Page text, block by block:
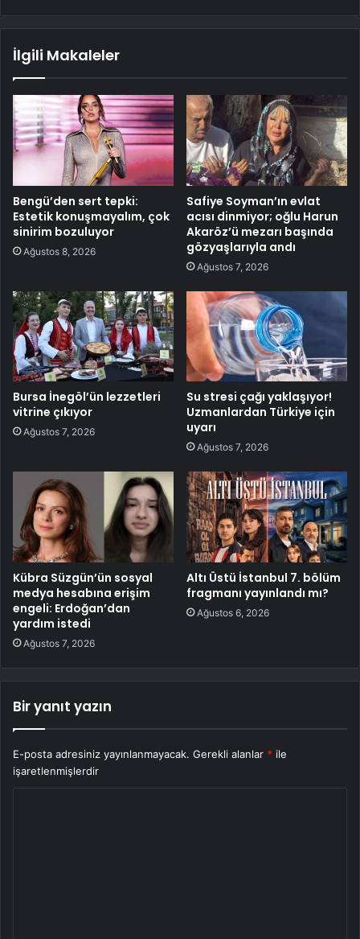
İlgili Makaleler
Bengü’den sert tepki:
Estetik konuşmayalım, çok
sinirim bozuluyor
Ağustos 8, 2026
Safiye Soyman’ın evlat
acısı dinmiyor; oğlu Harun
Akaröz’ü mezarı başında
gözyaşlarıyla andı
Ağustos 7, 2026
Bursa İnegöl’ün lezzetleri
vitrine çıkıyor
Ağustos 7, 2026
Su stresi çağı yaklaşıyor!
Uzmanlardan Türkiye için
uyarı
Ağustos 7, 2026
Kübra Süzgün’ün sosyal
medya hesabına erişim
engeli: Erdoğan’dan
yardım istedi
Ağustos 7, 2026
Altı Üstü İstanbul 7. bölüm
fragmanı yayınlandı mı?
Ağustos 6, 2026
Bir yanıt yazın
E-posta adresiniz yayınlanmayacak. Gerekli alanlar * ile
işaretlenmişlerdir